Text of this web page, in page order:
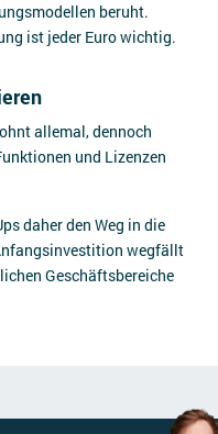
beruht.
ist jeder Euro wichtig.
allemal, dennoch
und Lizenzen
daher den Weg in die
wegfällt
Geschäftsbereiche